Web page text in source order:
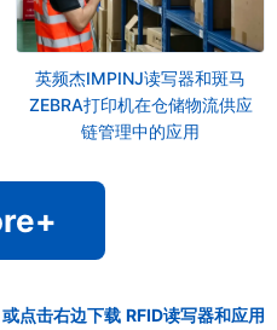
英频杰IMPINJ读写器和斑马
ZEBRA打印机在仓储物流供应
链管理中的应用
点击右边下载 RFID读写器和应用